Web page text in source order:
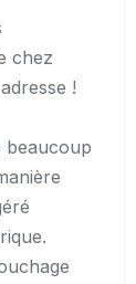
chez
!
beaucoup